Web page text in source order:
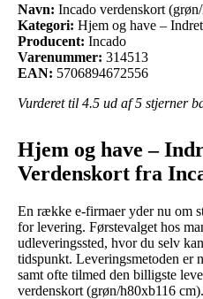
Navn: Incado verdenskort
Kategori: Hjem og have –
Producent: Incado
Varenummer: 314513
EAN: 5706894672556
Vurderet til 4.5 ud af 5 stjerner
Hjem og have –
Verdenskort fra
En række e-firmaer yder nu om
for levering. Førstevalget hos
udleveringssted, hvor du selv
tidspunkt. Leveringsmetoden er
samt ofte tilmed den billigste
verdenskort (grøn/h80xb116 cm).